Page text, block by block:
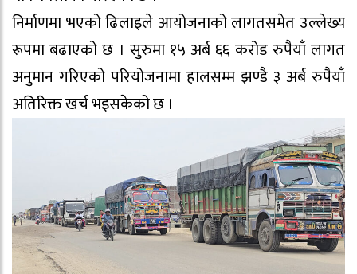
निर्माणमा भएको ढिलाइले आयोजनाको लागतसमेत उल्लेख्य
रूपमा बढाएको छ । सुरुमा १५ अर्ब ६६ करोड रुपैयाँ लागत
अनुमान गरिएको परियोजनामा हालसम्म झण्डै ३ अर्ब रुपैयाँ
अतिरिक्त खर्च भइसकेको छ ।